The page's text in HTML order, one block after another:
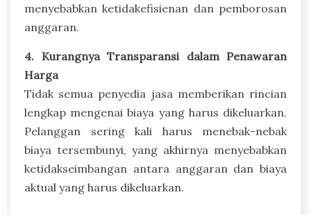
menyebabkan ketidakefisienan dan pemborosan
anggaran.
4. Kurangnya Transparansi dalam Penawaran
Harga
Tidak semua penyedia jasa memberikan rincian
lengkap mengenai biaya yang harus dikeluarkan.
Pelanggan sering kali harus menebak-nebak
biaya tersembunyi, yang akhirnya menyebabkan
ketidakseimbangan antara anggaran dan biaya
aktual yang harus dikeluarkan.